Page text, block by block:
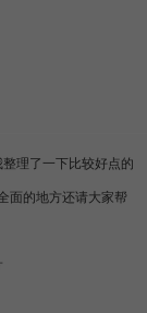
理了一下比较好点的
面的地方还请大家帮
389号